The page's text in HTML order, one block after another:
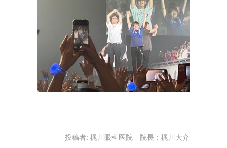
投稿者: 梶川眼科医院 院長：梶川大介